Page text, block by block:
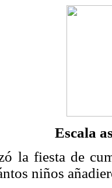
Escala
la fiesta de
niños